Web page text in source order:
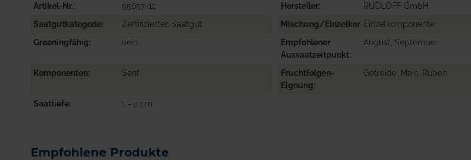
Artikel-Nr. 55657-11 Hersteller
RUDLOFF GmbH
Saatgutkategorie
Zertifiziertes Saatgut Mischung/EinzelkomponenteEinzelkomponente
Greeningfähig
nein
Empfohlener
Aussaatzeitpunkt
August, September
Komponenten Senf
Fruchtfolgen-
Eignung
Getreide, Mais, Rüben
Saattiefe 1 - 2 cm
Empfohlene Produkte